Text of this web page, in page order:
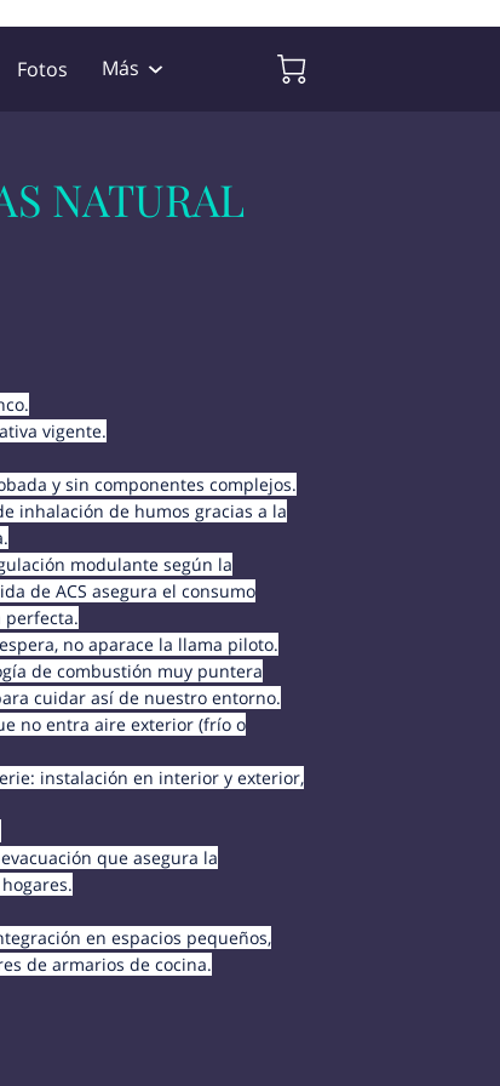
Fotos
Más
NATURAL
vigente.
y sin componentes complejos.
inhalación de humos gracias a la
modulante según la
de ACS asegura el consumo
no aparace la llama piloto.
de combustión muy puntera
cuidar así de nuestro entorno.
no entra aire exterior (frío o
instalación en interior y exterior,
que asegura la
en espacios pequeños,
de armarios de cocina.